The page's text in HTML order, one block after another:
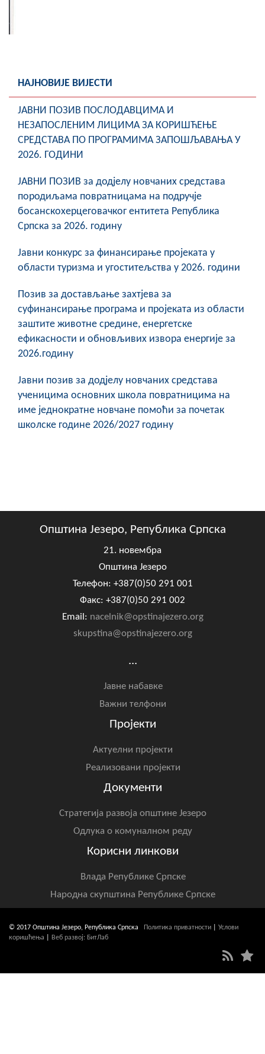
НАЈНОВИЈЕ ВИЈЕСТИ
ЈАВНИ ПОЗИВ ПОСЛОДАВЦИМА И
НЕЗАПОСЛЕНИМ ЛИЦИМА ЗА КОРИШЋЕЊЕ
СРЕДСТАВА ПО ПРОГРАМИМА ЗАПОШЉАВАЊА У
2026. ГОДИНИ
ЈАВНИ ПОЗИВ за додјелу новчаних средстава
породиљама повратницама на подручје
босанскохерцеговачког ентитета Република
Српска за 2026. годину
Јавни конкурс за финансирање пројеката у
области туризма и угоститељства у 2026. години
Позив за достављање захтјева за
суфинансирање програма и пројеката из области
заштите животне средине, енергетске
ефикасности и обновљивих извора енергије за
2026.годину
Јавни позив за додјелу новчаних средстава
ученицима основних школа повратницима на
име једнократне новчане помоћи за почетак
школске године 2026/2027 годину
Општина Језеро, Република Српска
21. новембра
Општина Језеро
Телефон: +387(0)50 291 001
Факс: +387(0)50 291 002
Email: nacelnik@opstinajezero.org
skupstina@opstinajezero.org
...
Јавне набавке
Важни телфони
Пројекти
Актуелни пројекти
Реализовани пројекти
Документи
Стратегија развоја општине Језеро
Одлука о комуналном реду
Корисни линкови
Влада Републике Српске
Народна скупштина Републике Српске
© 2017 Општина Језеро, Република Српска Политика приватности
Услови
коришћења
Веб развој: БитЛаб